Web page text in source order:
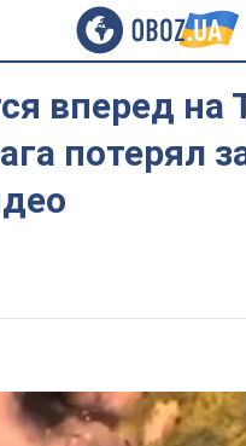
вперед на
потерял